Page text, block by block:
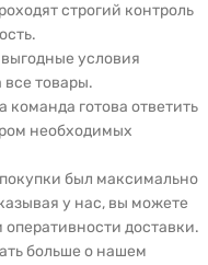
строгий контроль
условия
товары.
команда готова ответить
необходимых
был максимально
у нас, вы можете
доставки.
больше о нашем